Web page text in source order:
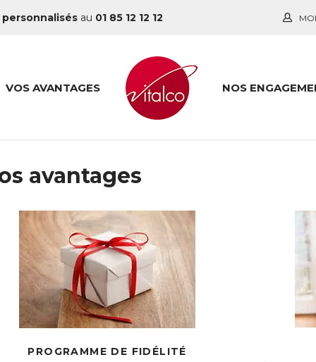
au 01 85 12 12 12
VOS AVANTAGES NOS
avantages
PROGRAMME DE FIDÉLITÉ